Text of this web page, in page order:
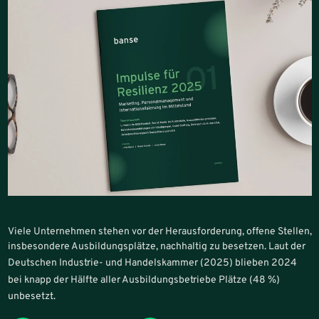
Viele Unternehmen stehen vor der Herausforderung, offene Stellen,
insbesondere Ausbildungsplätze, nachhaltig zu besetzen. Laut der
Deutschen Industrie- und Handelskammer (2025) blieben 2024
bei knapp der Hälfte aller Ausbildungsbetriebe Plätze (48 %)
unbesetzt.